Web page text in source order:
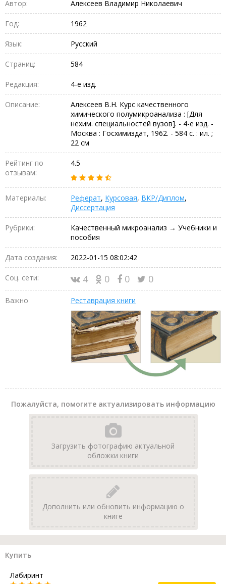
Автор: Алексеев Владимир Николаевич
Год: 1962
Язык: Русский
Страниц: 584
Редакция: 4-е изд.
Описание:
Алексеев В.Н. Курс качественного
химического полумикроанализа : [Для
нехим. специальностей вузов]. - 4-е изд. -
Москва : Госхимиздат, 1962. - 584 с. : ил. ;
22 см
Рейтинг по
отзывам:
4.5
Материалы: Реферат, Курсовая, ВКР/Диплом,
Диссертация
Рубрики:
Качественный микроанализ → Учебники и
пособия
Дата создания: 2022-01-15 08:02:42
Соц. сети: 4 0 0 0
Важно Реставрация книги
Пожалуйста, помогите актуализировать информацию
Загрузить фотографию актуальной
обложки книги
Дополнить или обновить информацию о
книге
Купить
Лабиринт